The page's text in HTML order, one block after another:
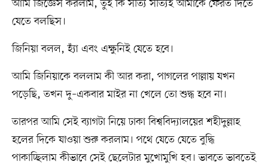
আমি জিজ্ঞেস করলাম, তুই কি সত্যি সত্যিই আমাকে ফেরত দিতে
যেতে বলছিস।
জিনিয়া বলল, হ্যাঁ এবং এক্ষুনিই যেতে হবে।
আমি জিনিয়াকে বললাম কী আর করা, পাগলের পাল্লায় যখন
পড়েছি, তখন দু–একবার মাইর না খেলে তো শুদ্ধ হবে না।
তারপর আমি সেই ব্যাগটা নিয়ে ঢাকা বিশ্ববিদ্যালয়ের শহীদুল্লাহ
হলের দিকে যাওয়া শুরু করলাম। পথে যেতে যেতে বুদ্ধি
পাকাচ্ছিলাম কীভাবে সেই ছেলেটার মুখোমুখি হব। ভাবতে ভাবতেই